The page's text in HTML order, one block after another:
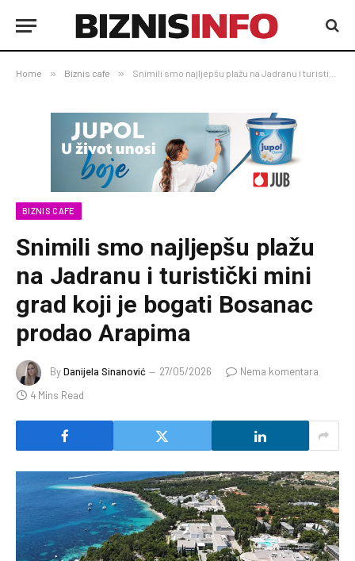
Home » Biznis cafe » Snimili smo najljepšu plažu na Jadranu i turistički mini grad koji je bogati Bosanac prodao Arapima
BIZNIS CAFE
Snimili smo najljepšu plažu
na Jadranu i turistički mini
grad koji je bogati Bosanac
prodao Arapima
ByDanijela Sinanović 27/05/2026
Nema komentara
4 Mins Read